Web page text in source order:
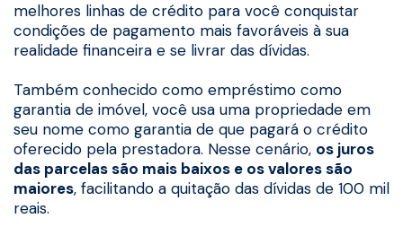
melhores linhas de crédito para você conquistar
condições de pagamento mais favoráveis à sua
realidade financeira e se livrar das dívidas.
Também conhecido como empréstimo como
garantia de imóvel, você usa uma propriedade em
seu nome como garantia de que pagará o crédito
oferecido pela prestadora. Nesse cenário, os juros
das parcelas são mais baixos e os valores são
maiores, facilitando a quitação das dívidas de 100 mil
reais.